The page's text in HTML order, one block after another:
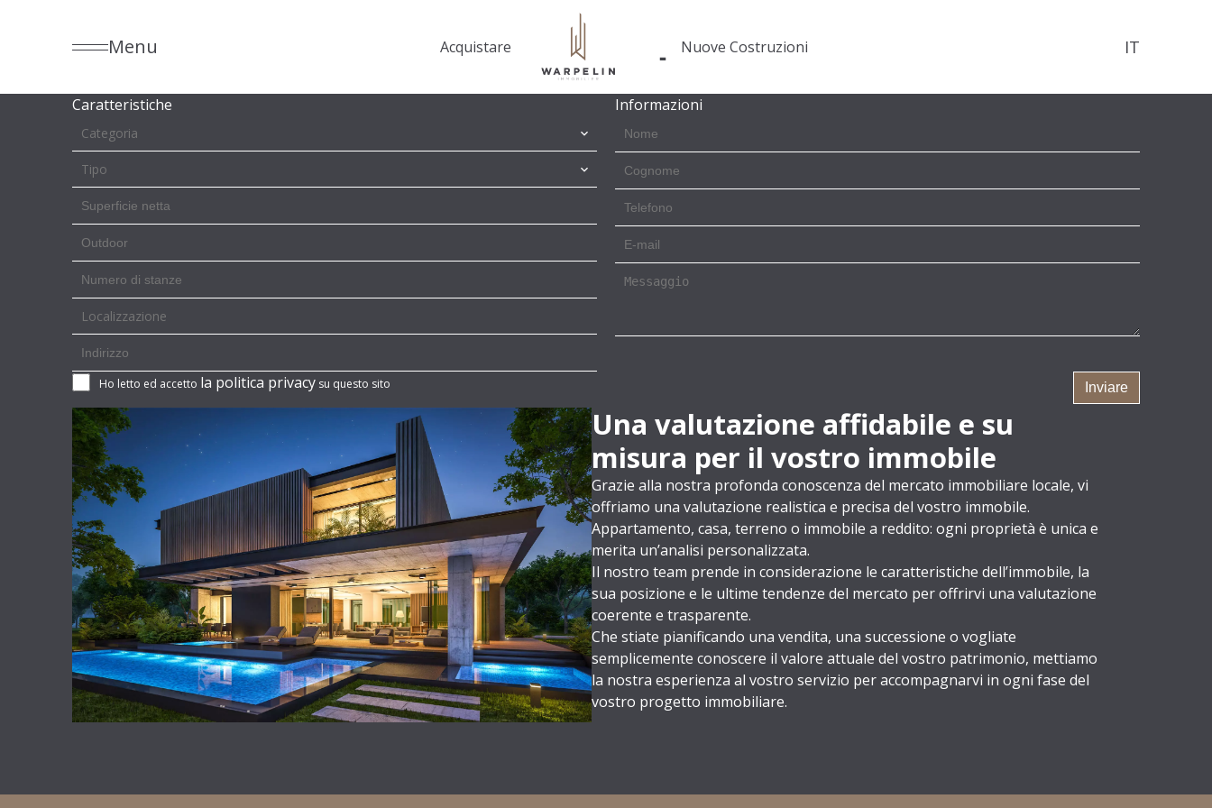
Menu Acquistare Nuove Costruzioni IT
abitazione, rapidamente e in totale trasparenza.
Caratteristiche
Categoria
Tipo
Localizzazione
Informazioni
Ho letto ed accetto la politica privacy su questo sito Inviare
Una valutazione affidabile e su
misura per il vostro immobile
Grazie alla nostra profonda conoscenza del mercato immobiliare locale, vi
offriamo una valutazione realistica e precisa del vostro immobile.
Appartamento, casa, terreno o immobile a reddito: ogni proprietà è unica e
merita un’analisi personalizzata.
Il nostro team prende in considerazione le caratteristiche dell’immobile, la
sua posizione e le ultime tendenze del mercato per offrirvi una valutazione
coerente e trasparente.
Che stiate pianificando una vendita, una successione o vogliate
semplicemente conoscere il valore attuale del vostro patrimonio, mettiamo
la nostra esperienza al vostro servizio per accompagnarvi in ogni fase del
vostro progetto immobiliare.